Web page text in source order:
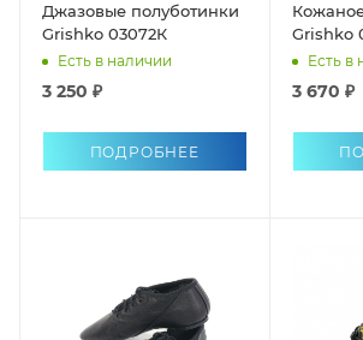
Джазовые полуботинки
Grishko 03072К
Есть в наличии
3 250 ₽
ПОДРОБНЕЕ
Grishko
Есть в
3 670 ₽